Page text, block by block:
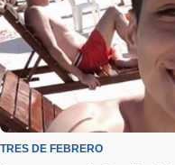
TRES DE FEBRERO